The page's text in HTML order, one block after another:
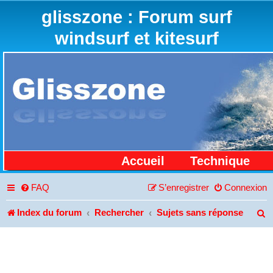
glisszone : Forum surf
windsurf et kitesurf
Accueil Technique
FAQ Connexion
S’enregistrer
Index du forum Rechercher Sujets sans réponse